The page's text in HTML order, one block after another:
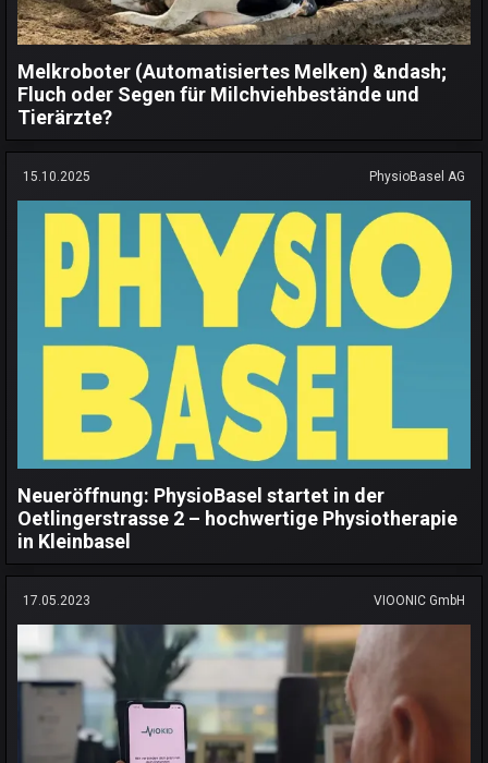
Melkroboter (Automatisiertes Melken) &ndash;
Fluch oder Segen für Milchviehbestände und
Tierärzte?
15.10.2025 PhysioBasel AG
Neueröffnung: PhysioBasel startet in der
Oetlingerstrasse 2 – hochwertige Physiotherapie
in Kleinbasel
17.05.2023 VIOONIC GmbH